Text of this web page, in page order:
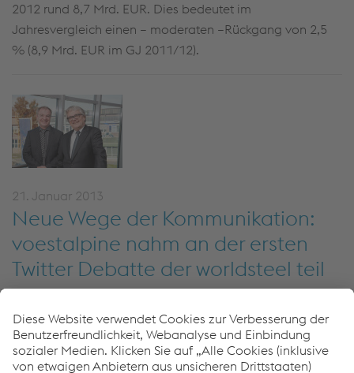
2012 rund 8,7 Mrd. EUR. Dies bedeutet im
Jahresvergleich einen – moderaten –Rückgang von 2,5
% (8,9 Mrd. EUR im GJ 2011/12).
21. Januar 2013
Neue Wege der Kommunikation:
voestalpine nahm an der ersten
Twitter Debatte der worldsteel teil
veranstaltete der Verband der Stahlindustrie „worldsteel“
zum ersten Mal eine so genannte Twitter Debatte. Mit
dabei waren auch voestalpine-CEO Wolfgang Eder und